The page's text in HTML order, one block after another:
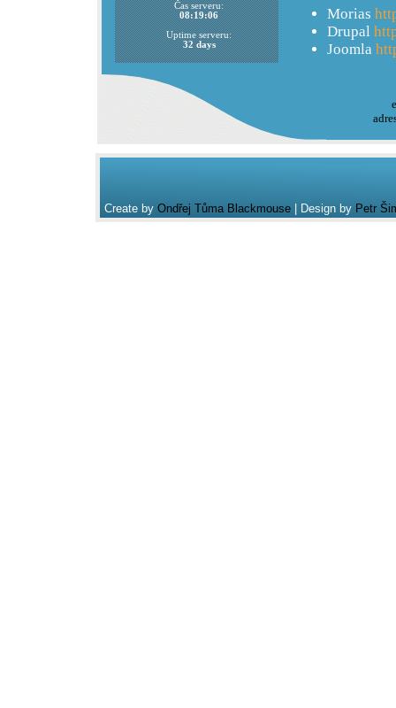
Morias
Drupal
Joomla
Čas serveru:
08:19:06
Uptime serveru:
32 days
Create by Ondřej Tůma Blackmouse| Design by Petr